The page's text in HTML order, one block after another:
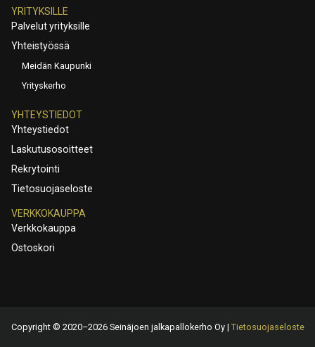
YRITYKSILLE
Palvelut yrityksille
Yhteistyössä
Meidän Kaupunki
Yrityskerho
YHTEYSTIEDOT
Yhteystiedot
Laskutusosoitteet
Rekrytointi
Tietosuojaseloste
VERKKOKAUPPA
Verkkokauppa
Ostoskori
Copyright © 2020–2026 Seinäjoen jalkapallokerho Oy | Tietosuojaseloste